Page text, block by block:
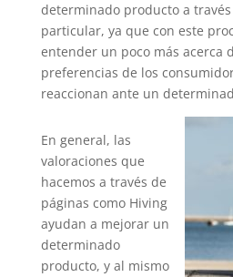
determinado producto a
particular, ya que con este
entender un poco más acerca
preferencias de los
reaccionan ante un
En general, las
valoraciones que
hacemos a través de
páginas como Hiving
ayudan a mejorar un
determinado
producto, y al mismo